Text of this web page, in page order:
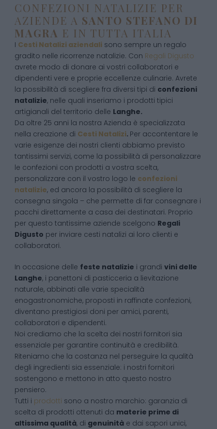
CONFEZIONI NATALIZIE PER
AZIENDE A SANTO STEFANO DI
MAGRA E IN TUTTA ITALIA
I Cesti Natalizi aziendali sono sempre un regalo
gradito nelle ricorrenze natalizie. Con Regali Digusto
avrete modo di donare ai vostri collaboratori e
dipendenti vere e proprie eccellenze culinarie. Avrete
la possibilità di scegliere fra diversi tipi di confezioni
natalizie, nelle quali inseriamo i prodotti tipici
artigianali del territorio delle Langhe.
Da oltre 25 anni la nostra Azienda è specializzata
nella creazione di Cesti Natalizi. Per accontentare le
varie esigenze dei nostri clienti abbiamo previsto
tantissimi servizi, come la possibilità di personalizzare
le confezioni con prodotti a vostra scelta,
personalizzare con il vostro logo le confezioni
natalizie, ed ancora la possibilità di scegliere la
consegna singola – che permette di far consegnare i
pacchi direttamente a casa dei destinatari. Proprio
per questo tantissime aziende scelgono Regali
Digusto per inviare cesti natalizi ai loro clienti e
collaboratori.
In occasione delle feste natalizie i grandi vini delle
Langhe, i panettoni di pasticceria a lievitazione
naturale, abbinati alle varie specialità
enogastronomiche, proposti in raffinate confezioni,
diventano prestigiosi doni per amici, parenti,
collaboratori e dipendenti.
Noi crediamo che la scelta dei nostri fornitori sia
essenziale per garantire continuità e credibilità.
Riteniamo che la costanza nel perseguire la qualità
degli ingredienti sia essenziale: i nostri fornitori
sostengono e mettono in atto questo nostro
pensiero.
Tutti i prodotti sono a nostro marchio: garanzia di
scelta di prodotti ottenuti da materie prime di
altissima qualità, di genuinità e dai sapori unici,